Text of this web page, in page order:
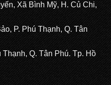
Xã Bình Mỹ, H. Củ Chi,
P. Phú Thạnh, Q. Tân
Thạnh, Q. Tân Phú. Tp. Hồ